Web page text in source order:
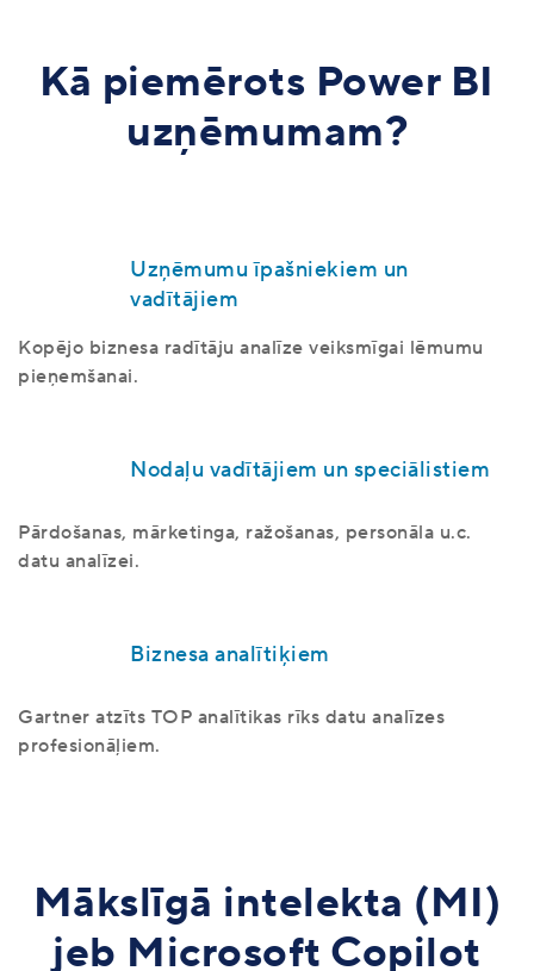
Kā piemērots Power BI
uzņēmumam?
Uzņēmumu īpašniekiem un
vadītājiem
Kopējo biznesa radītāju analīze veiksmīgai lēmumu
pieņemšanai.
Nodaļu vadītājiem un speciālistiem
Pārdošanas, mārketinga, ražošanas, personāla u.c.
datu analīzei.
Biznesa analītiķiem
Gartner atzīts TOP analītikas rīks datu analīzes
profesionāļiem.
Mākslīgā intelekta (MI)
jeb Microsoft Copilot